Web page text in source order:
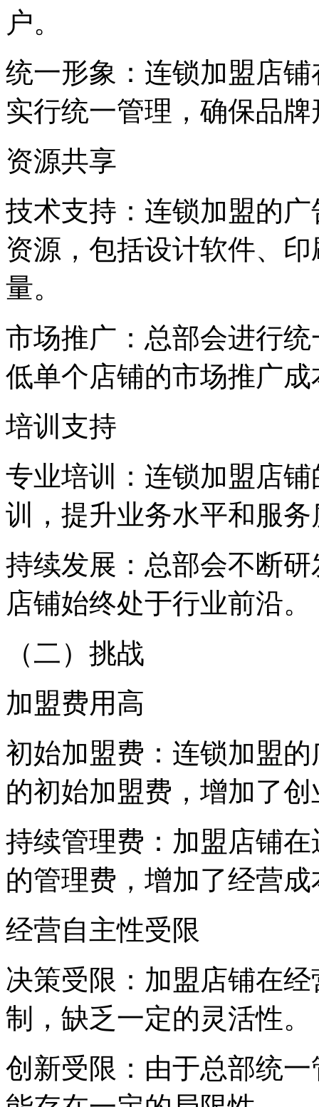
户。
统一形象：连锁加盟店
实行统一管理，确保品
资源共享
技术支持：连锁加盟的
资源，包括设计软件、
量。
市场推广：总部会进行
低单个店铺的市场推广成
培训支持
专业培训：连锁加盟店
训，提升业务水平和服务
持续发展：总部会不断
店铺始终处于行业前沿。
（二）挑战
加盟费用高
初始加盟费：连锁加盟
的初始加盟费，增加了
持续管理费：加盟店铺
的管理费，增加了经营成
经营自主性受限
决策受限：加盟店铺在
制，缺乏一定的灵活性。
创新受限：由于总部统